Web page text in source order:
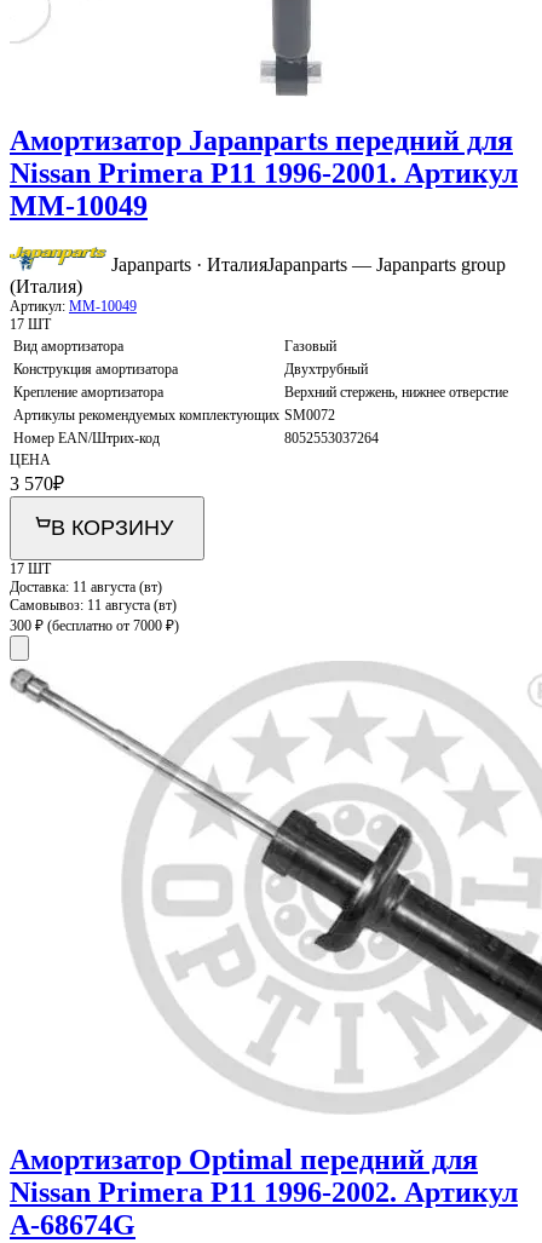
Амортизатор Japanparts передний для
Nissan Primera P11 1996-2001. Артикул
MM-10049
Japanparts · ИталияJapanparts — Japanparts group
(Италия)
Артикул: MM-10049
17 ШТ
Вид амортизатора
Газовый
Конструкция амортизатора
Двухтрубный
Крепление амортизатора
Верхний стержень, нижнее отверстие
Артикулы рекомендуемых комплектующих SM0072
Номер EAN/Штрих-код
8052553037264
ЦЕНА
3 570₽
В КОРЗИНУ
17 ШТ
Доставка: 11 августа (вт)
Самовывоз: 11 августа (вт)
300 ₽ (бесплатно от 7000 ₽)
Амортизатор Optimal передний для
Nissan Primera P11 1996-2002. Артикул
A-68674G